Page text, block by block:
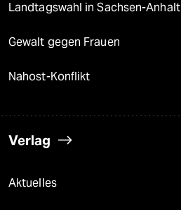
Landtagswahl in Sachsen-Anhalt
Gewalt gegen Frauen
Nahost-Konflikt
Verlag
Aktuelles